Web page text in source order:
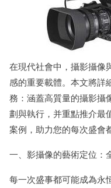
在現代社會中，攝影攝像
感的重要載體。本文將詳
務：涵蓋高質量的攝影攝
劃與執行，并重點推介最
案例，助力您的每次盛會
一、影攝像的藝術定位：
每一次盛事都可能成為永